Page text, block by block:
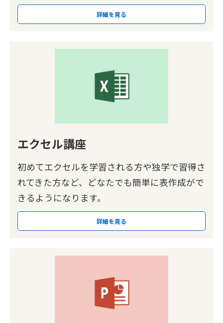
詳細を見る
エクセル講座
初めてエクセルを学習される方や独学で習得さ
れてきた方など、どなたでも簡単に表作成がで
きるようになります。
詳細を見る